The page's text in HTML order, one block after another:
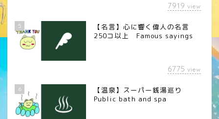
7919 view
5
【名言】心に響く偉人の名言
250コ以上 Famous sayings
6775 view
6
【温泉】スーパー銭湯巡り
Public bath and spa